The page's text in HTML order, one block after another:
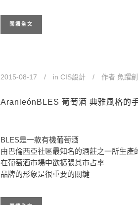
閱讀全文
2015-08-17 in CIS設計 作者 魚躍
AranleónBLES 葡萄酒 典雅風格的
BLES是一款有機葡萄酒
由巴倫西亞社區最知名的酒莊之一所生產
在葡萄酒市場中欲擴張其市占率
品牌的形象是很重要的關鍵